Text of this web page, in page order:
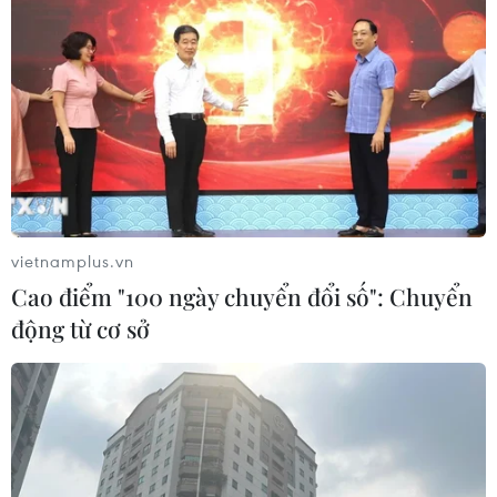
vietnamplus.vn
Cao điểm "100 ngày chuyển đổi số": Chuyển
động từ cơ sở